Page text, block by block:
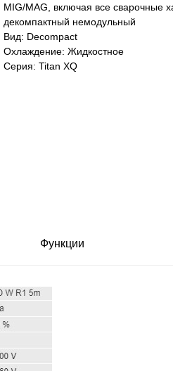
MIG/MAG, включая все сварочные
декомпактный немодульный
Вид: Decompact
Охлаждение: Жидкостное
Серия: Titan XQ
Функции